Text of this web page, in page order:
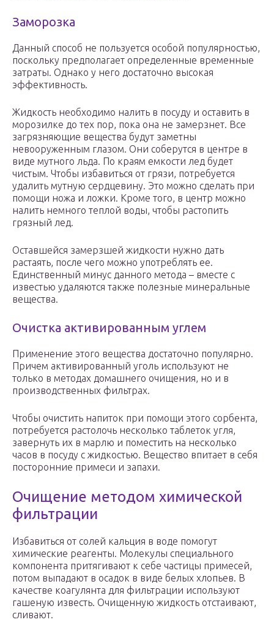
Заморозка
Данный способ не пользуется особой популярностью,
поскольку предполагает определенные временные
затраты. Однако у него достаточно высокая
эффективность.
Жидкость необходимо налить в посуду и оставить в
морозилке до тех пор, пока она не замерзнет. Все
загрязняющие вещества будут заметны
невооруженным глазом. Они соберутся в центре в
виде мутного льда. По краям емкости лед будет
чистым. Чтобы избавиться от грязи, потребуется
удалить мутную сердцевину. Это можно сделать при
помощи ножа и ложки. Кроме того, в центр можно
налить немного теплой воды, чтобы растопить
грязный лед.
Оставшейся замерзшей жидкости нужно дать
растаять, после чего можно употреблять ее.
Единственный минус данного метода – вместе с
известью удаляются также полезные минеральные
вещества.
Очистка активированным углем
Применение этого вещества достаточно популярно.
Причем активированный уголь используют не
только в методах домашнего очищения, но и в
производственных фильтрах.
Чтобы очистить напиток при помощи этого сорбента,
потребуется растолочь несколько таблеток угля,
завернуть их в марлю и поместить на несколько
часов в посуду с жидкостью. Вещество впитает в себя
посторонние примеси и запахи.
Очищение методом химической
фильтрации
Избавиться от солей кальция в воде помогут
химические реагенты. Молекулы специального
компонента притягивают к себе частицы примесей,
потом выпадают в осадок в виде белых хлопьев. В
качестве коагулянта для фильтрации используют
гашеную известь. Очищенную жидкость отстаивают,
сливают.